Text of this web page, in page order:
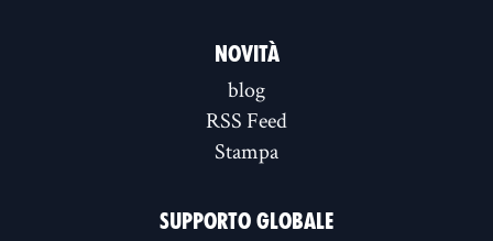
NOVITÀ
blog
RSS Feed
Stampa
SUPPORTO GLOBALE